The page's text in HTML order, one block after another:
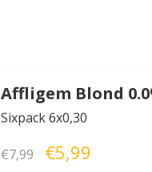
Affligem Blond
Sixpack 6x0,30
€7,99 €5,99